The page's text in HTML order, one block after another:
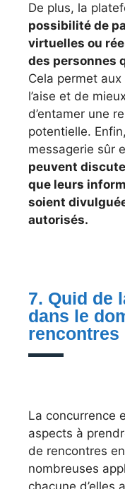
De plus, la
possibilité de
virtuelles ou
des personnes
Cela permet
l’aise et de
d’entamer une
potentielle.
messagerie sûr
peuvent
que leurs
soient
autorisés.
7. Quid de
dans le
rencontres
La concurrence
aspects à
de rencontres
nombreuses
chacune d’elles